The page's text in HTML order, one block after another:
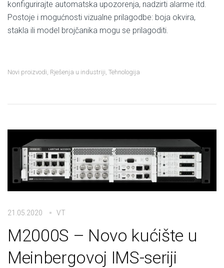
konfigurirajte automatska upozorenja, nadzirti alarme itd.
Postoje i mogućnosti vizualne prilagodbe: boja okvira,
stakla ili model brojčanika mogu se prilagoditi.
Novi proizvodi, Rješenja u industriji, Tehnologija
21.05.2020 VT
M2000S – Novo kućište u
Meinbergovoj IMS-seriji